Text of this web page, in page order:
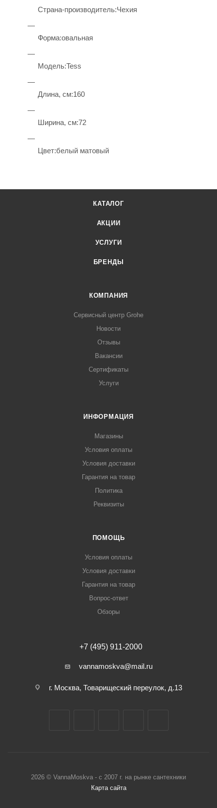
Страна-производитель:Чехия
Форма:овальная
Модель:Tess
Длина, см:160
Ширина, см:72
Цвет:белый матовый
КАТАЛОГ
АКЦИИ
УСЛУГИ
БРЕНДЫ
КОМПАНИЯ
Сервисный центр Grohe
Новости
Отзывы
Вакансии
Сертификаты
Услуги
ИНФОРМАЦИЯ
Магазины
Условия оплаты
Условия доставки
Гарантия на товар
Политика
Реквизиты
ПОМОЩЬ
Условия оплаты
Условия доставки
Гарантия на товар
Вопрос-ответ
Обзоры
+7 (495) 911-2000
vannamoskva@mail.ru
г. Москва, Товарищеский переулок, д.13
2026 © VannaMoskva - с 2007 г. на рынке сантехники
Карта сайта